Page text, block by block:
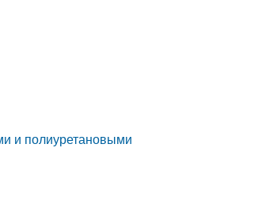
и полиуретановыми